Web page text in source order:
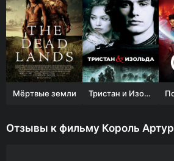
Мёртвые земли Тристан и Изольда
Отзывы к фильму Король Артур